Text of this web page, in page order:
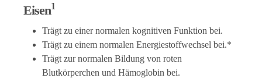
Eisen1
Trägt zu einer normalen kognitiven Funktion bei.
Trägt zu einem normalen Energiestoffwechsel bei.*
Trägt zur normalen Bildung von roten
Blutkörperchen und Hämoglobin bei.